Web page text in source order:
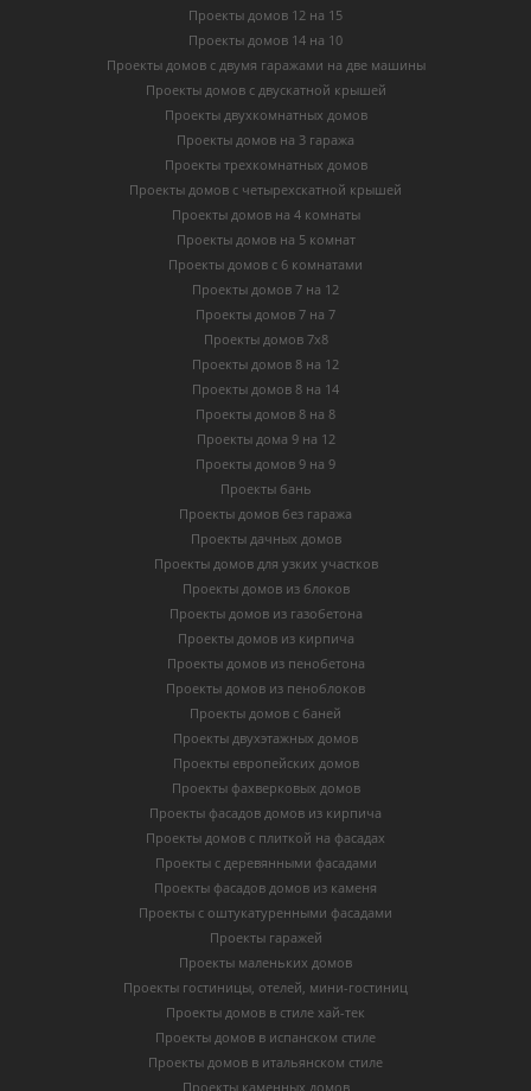
Проекты домов 12 на 15
Проекты домов 14 на 10
Проекты домов с двумя гаражами на две машины
Проекты домов с двускатной крышей
Проекты двухкомнатных домов
Проекты домов на 3 гаража
Проекты трехкомнатных домов
Проекты домов с четырехскатной крышей
Проекты домов на 4 комнаты
Проекты домов на 5 комнат
Проекты домов с 6 комнатами
Проекты домов 7 на 12
Проекты домов 7 на 7
Проекты домов 7х8
Проекты домов 8 на 12
Проекты домов 8 на 14
Проекты домов 8 на 8
Проекты дома 9 на 12
Проекты домов 9 на 9
Проекты бань
Проекты домов без гаража
Проекты дачных домов
Проекты домов для узких участков
Проекты домов из блоков
Проекты домов из газобетона
Проекты домов из кирпича
Проекты домов из пенобетона
Проекты домов из пеноблоков
Проекты домов с баней
Проекты двухэтажных домов
Проекты европейских домов
Проекты фахверковых домов
Проекты фасадов домов из кирпича
Проекты домов с плиткой на фасадах
Проекты с деревянными фасадами
Проекты фасадов домов из каменя
Проекты с оштукатуренными фасадами
Проекты гаражей
Проекты маленьких домов
Проекты гостиницы, отелей, мини-гостиниц
Проекты домов в стиле хай-тек
Проекты домов в испанском стиле
Проекты домов в итальянском стиле
Проекты каменных домов